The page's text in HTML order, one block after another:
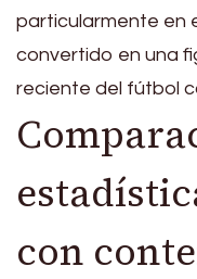
particularmente en
convertido en una
reciente del fútbol
con